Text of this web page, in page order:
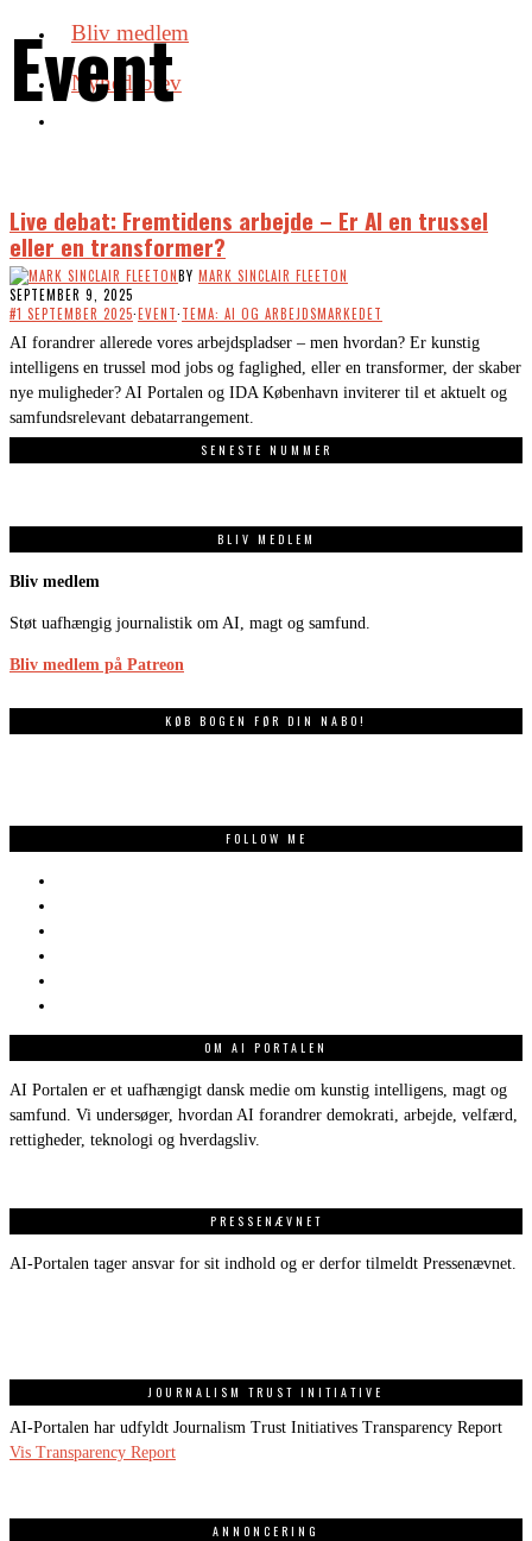
Bliv medlem
Nyhedsbrev
Event
Live debat: Fremtidens arbejde – Er AI en trussel
eller en transformer?
BY MARK SINCLAIR FLEETON
SEPTEMBER 9, 2025
#1 SEPTEMBER 2025·EVENT·TEMA: AI OG ARBEJDSMARKEDET
AI forandrer allerede vores arbejdspladser – men hvordan? Er kunstig
intelligens en trussel mod jobs og faglighed, eller en transformer, der skaber
nye muligheder? AI Portalen og IDA København inviterer til et aktuelt og
samfundsrelevant debatarrangement.
SENESTE NUMMER
BLIV MEDLEM
Bliv medlem
Støt uafhængig journalistik om AI, magt og samfund.
Bliv medlem på Patreon
KØB BOGEN FØR DIN NABO!
FOLLOW ME
OM AI PORTALEN
AI Portalen er et uafhængigt dansk medie om kunstig intelligens, magt og
samfund. Vi undersøger, hvordan AI forandrer demokrati, arbejde, velfærd,
rettigheder, teknologi og hverdagsliv.
PRESSENÆVNET
AI-Portalen tager ansvar for sit indhold og er derfor tilmeldt Pressenævnet.
JOURNALISM TRUST INITIATIVE
AI-Portalen har udfyldt Journalism Trust Initiatives Transparency Report
Vis Transparency Report
ANNONCERING